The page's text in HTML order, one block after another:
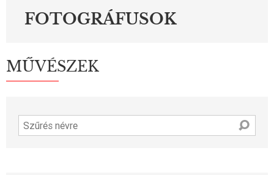
FOTOGRÁFUSOK
MŰVÉSZEK